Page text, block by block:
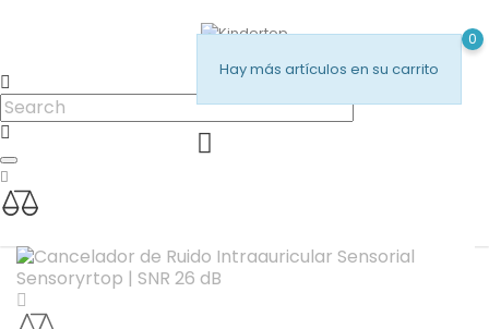
Hay más artículos en su carrito
0